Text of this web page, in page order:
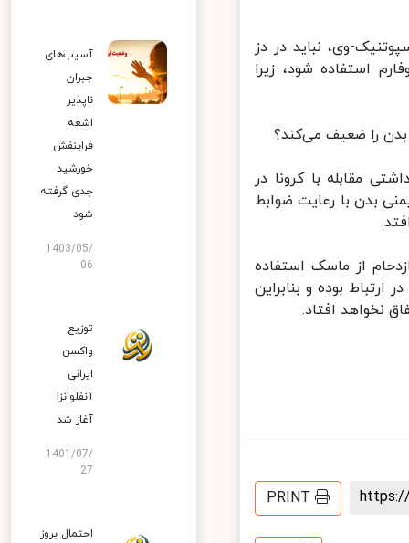
فایزر یا اسپوتنیک-وی، نباید در دز
استفاده شود، زیرا
را ضعیف می‌کند؟
مقابله با کرونا در
بدن با رعایت ضوابط
از ماسک استفاده
بوده و بنابراین
نخواهد افتاد.
PRINT
آسیب‌های
جبران
ناپذیر
اشعه
فرابنفش
خورشید
جدی گرفته
شود
1403/05/
06
توزیع
واکسن
ایرانی
آنفلوانزا
آغاز شد
1401/07/
27
احتمال بروز